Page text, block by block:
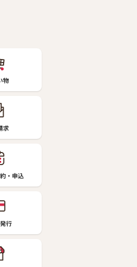
物
求
・申込
行